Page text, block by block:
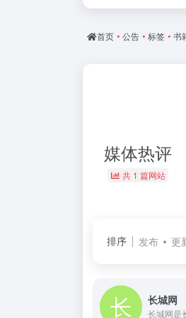
首页 • 公告 • 标签 • 书
媒体热评
共 1 篇网站
排序 发布 更
长城网